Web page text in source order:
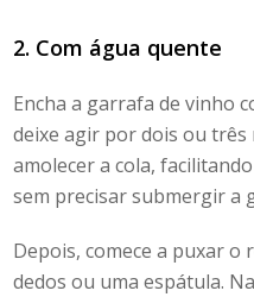
2. Com água quente
Encha a garrafa de vinho
deixe agir por dois ou
amolecer a cola,
sem precisar submergir a
Depois, comece a puxar
dedos ou uma espátula.